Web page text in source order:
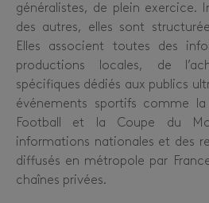
généralistes, de plein exercice.
des autres, elles sont
Elles associent toutes des
productions locales, de
spécifiques dédiés aux publics
événements sportifs comme
Football et la Coupe du
informations nationales et des
diffusés en métropole par
chaînes privées.